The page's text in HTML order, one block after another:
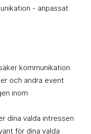
- anpassat
kommunikation
och andra event
inom
dina valda intressen
för dina valda